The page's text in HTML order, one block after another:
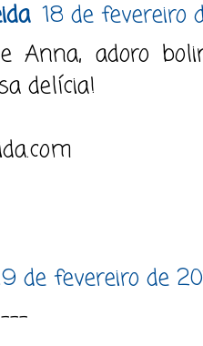
18 de fevereiro
Anna, adoro
delícia!
de fevereiro de